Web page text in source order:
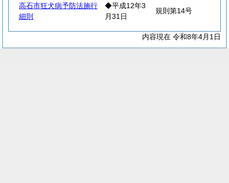
高石市狂犬病予防法施行
細則
◆平成12年3
月31日
規則第14号
内容現在 令和8年4月1日